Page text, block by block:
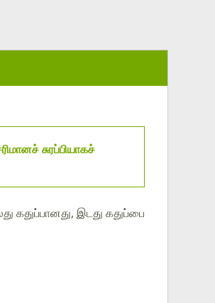
சுரப்பியாகச்
கதுப்பானது, இடது கதுப்பை